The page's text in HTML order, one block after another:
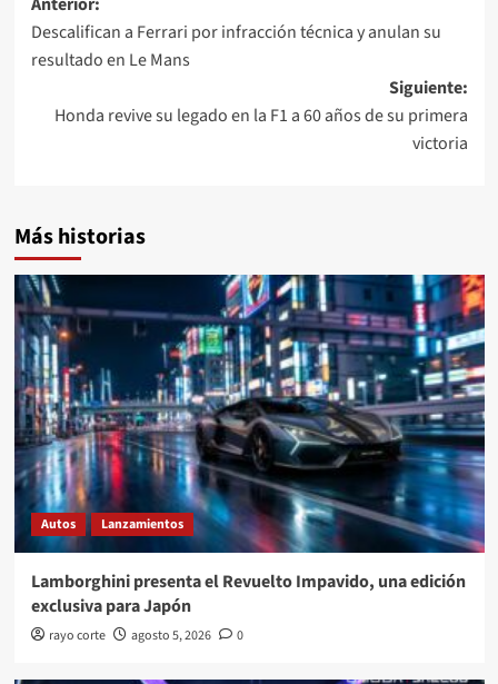
de
entradas
Descalifican a Ferrari por infracción técnica y anulan su
resultado en Le Mans
Siguiente:
Honda revive su legado en la F1 a 60 años de su primera
victoria
Más historias
Autos Lanzamientos
Lamborghini presenta el Revuelto Impavido, una edición
exclusiva para Japón
rayo corte agosto 5, 2026 0